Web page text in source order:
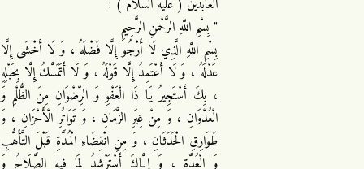
" بِسْمِ اللَّهِ الرَّحْمنِ الرَّحِيمِ
بِسْمِ اللَّهِ الَّذِي لَا أَرْجُو إِلَّا فَضْلَهُ ، وَ لَا أَخْشَى إِلَّا
عَدْلَهُ ، وَ لَا أَعْتَمِدُ إِلَّا قَوْلَهُ ، وَ لَا أَتَمَسَّكُ إِلَّا بِحَبْلِهِ
، بِكَ أَسْتَجِيرُ يَا ذَا الْعَفْوِ وَ الرِّضْوَانِ مِنَ الظُّلْمِ وَ
الْعُدْوَانِ ، وَ مِنْ غِيَرِ الزَّمَانِ ، وَ تَوَاتُرِ الْأَحْزَانِ ، وَ
طَوَارِقِ الْحَدَثَانِ ، وَ مِنِ انْقِضَاءِ الْمُدَّةِ قَبْلَ التَّأَهُّبِ
وَ الْعُدَّةِ ، وَ إِيَّاكَ أَسْتَرْشِدُ لِمَا فِيهِ الصَّلَاحُ وَ